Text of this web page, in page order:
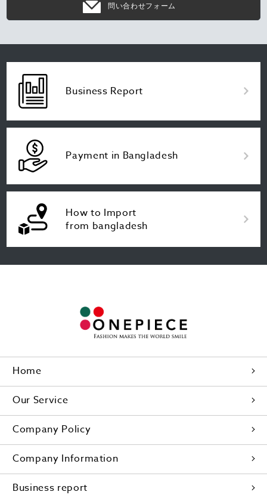
問い合わせフォーム
Business Report
Payment in Bangladesh
How to Import
from bangladesh
Home
Our Service
Company Policy
Company Information
Business report